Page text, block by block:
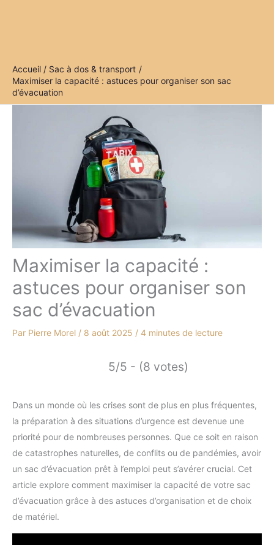
Accueil
Sac à dos & transport
Maximiser la capacité : astuces pour organiser son sac
d’évacuation
Maximiser la capacité :
astuces pour organiser son
sac d’évacuation
Par Pierre Morel / 8 août 2025 / 4 minutes de lecture
5/5 - (8 votes)
Dans un monde où les crises sont de plus en plus fréquentes,
la préparation à des situations d’urgence est devenue une
priorité pour de nombreuses personnes. Que ce soit en raison
de catastrophes naturelles, de conflits ou de pandémies, avoir
un sac d’évacuation prêt à l’emploi peut s’avérer crucial. Cet
article explore comment maximiser la capacité de votre sac
d’évacuation grâce à des astuces d’organisation et de choix
de matériel.